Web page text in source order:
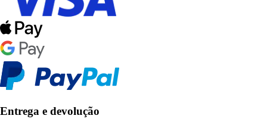
Entrega e devolução